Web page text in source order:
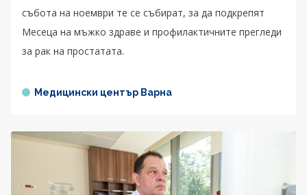
събота на ноември те се събират, за да подкрепят
Месеца на мъжко здраве и профилактичните прегледи
за рак на простатата.
Медицински център Варна